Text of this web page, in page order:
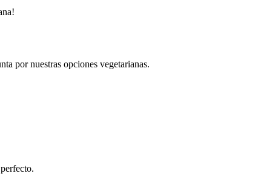
por nuestras opciones vegetarianas.